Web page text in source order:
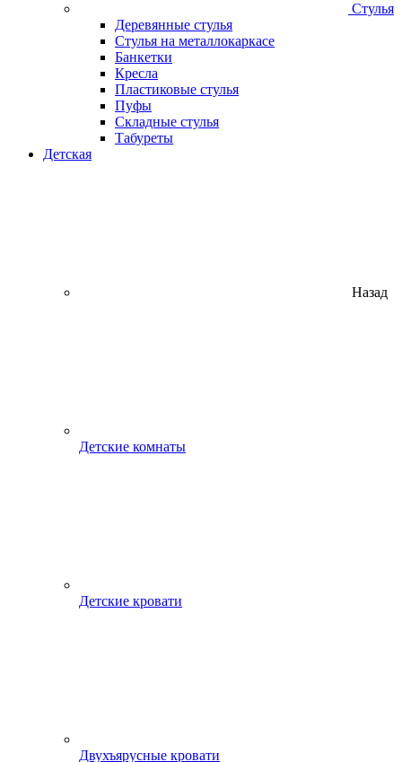
Стулья
Деревянные стулья
Стулья на металлокаркасе
Банкетки
Кресла
Пластиковые стулья
Пуфы
Складные стулья
Табуреты
Детская
Назад
Детские комнаты
Детские кровати
Двухъярусные кровати